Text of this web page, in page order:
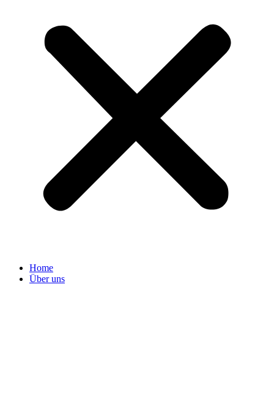
Home
Über uns